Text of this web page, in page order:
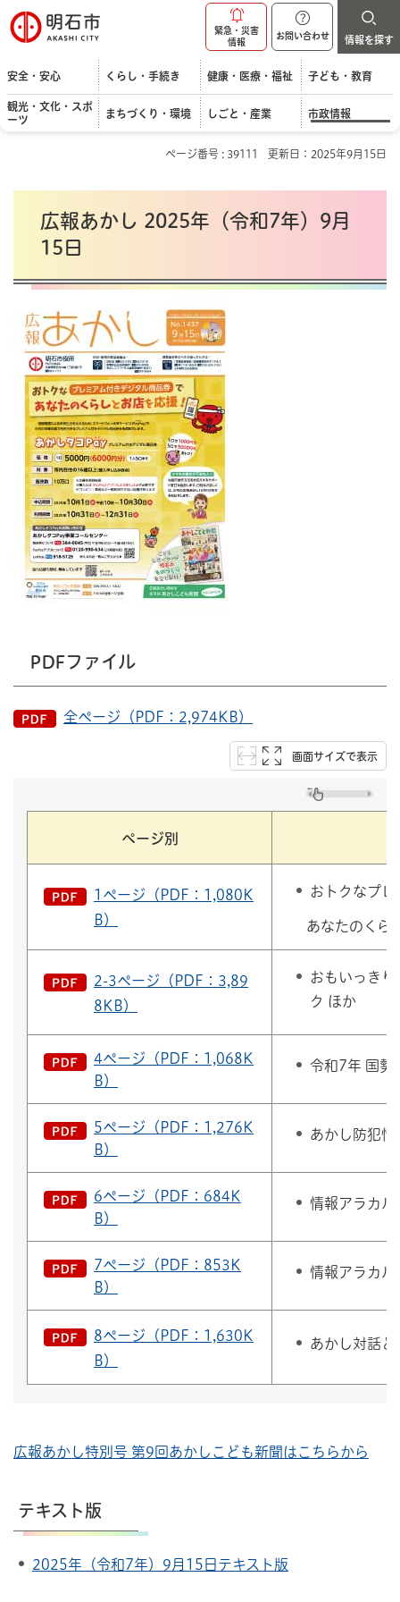
明石市
緊急・災害
情報
お問い合わせ 情報を探す
安全・安心 くらし・手続き 健康・医療・福祉 子ども・教育
観光・文化・スポ
ーツ
まちづくり・環境 しごと・産業 市政情報
ページ番号 : 39111 更新日：2025年9月15日
広報あかし 2025年（令和7年）9月
15日
PDFファイル
全ページ（PDF：2,974KB）
画面サイズで表示
ページ別
1ページ（PDF：1,080K
B）
おトクなプ
あなたのくら
2-3ページ（PDF：3,89
8KB）
おもいっき
ク ほか
4ページ（PDF：1,068K
B）
令和7年 国勢
5ページ（PDF：1,276K
B）
あかし防犯情
6ページ（PDF：684K
B）
情報アラカル
7ページ（PDF：853K
B）
情報アラカル
8ページ（PDF：1,630K
B）
あかし対話と
広報あかし特別号 第9回あかしこども新聞はこちらから
テキスト版
2025年（令和7年）9月15日テキスト版